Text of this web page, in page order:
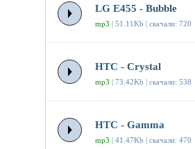
LG E455 - Bubble
mp3 | 51.11Kb | скачали: 720
HTC - Crystal
mp3 | 73.42Kb | скачали: 538
HTC - Gamma
mp3 | 41.47Kb | скачали: 470